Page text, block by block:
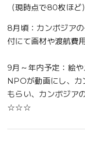
（現時点で80枚ほど）
8月頃：カンボジア
付にて画材や渡航費
9月～年内予定：絵
NPOが動画にし、カ
もらい、カンボジア
☆☆☆